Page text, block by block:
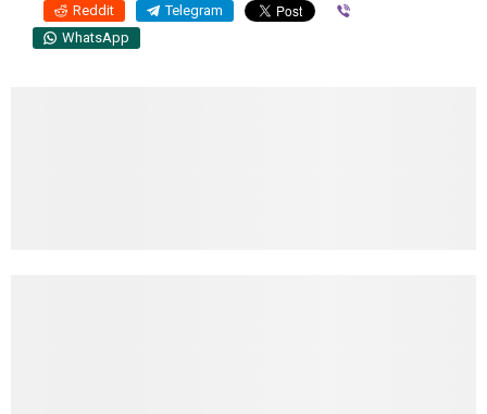
Reddit Telegram
WhatsApp